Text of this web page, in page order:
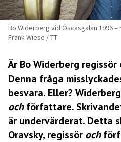
Bo Widerberg vid Oscasgalan 1996
Frank Wiese / TT
Är Bo Widerberg
Denna fråga
besvara. Eller?
ochförfattare.
är undervärderat. Detta
Oravsky, regissör och